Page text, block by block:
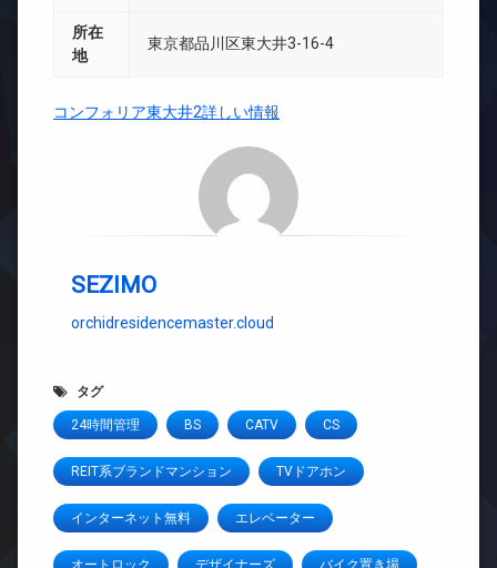
所在
地
東京都品川区東大井3-16-4
コンフォリア東大井2詳しい情報
SEZIMO
orchidresidencemaster.cloud
タグ
24時間管理 BS CATV CS
REIT系ブランドマンション TVドアホン
インターネット無料 エレベーター
オートロック デザイナーズ バイク置き場